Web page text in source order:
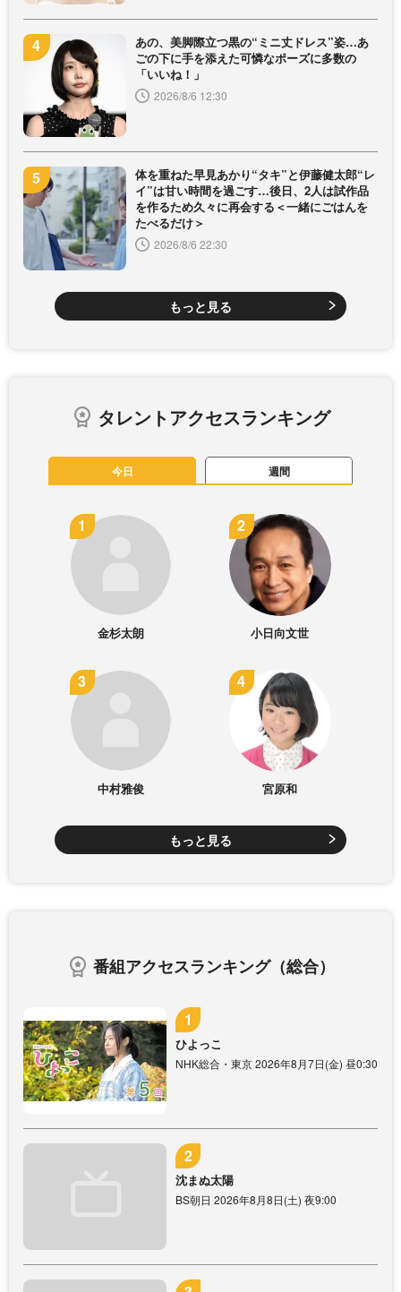
あの、美脚際立つ黒の“ミニ丈ドレス”姿…あ
ごの下に手を添えた可憐なポーズに多数の
「いいね！」
2026/8/6 12:30
体を重ねた早見あかり“タキ”と伊藤健太郎“レ
イ”は甘い時間を過ごす…後日、2人は試作品
を作るため久々に再会する＜一緒にごはんを
たべるだけ＞
2026/8/6 22:30
もっと見る
タレントアクセスランキング
今日 週間
金杉太朗 小日向文世
中村雅俊 宮原和
もっと見る
番組アクセスランキング（総合）
ひよっこ
NHK総合・東京 2026年8月7日(金) 昼0:30
沈まぬ太陽
BS朝日 2026年8月8日(土) 夜9:00